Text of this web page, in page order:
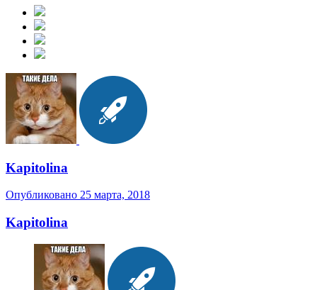
Kapitolina
Опубликовано 25 марта, 2018
Kapitolina